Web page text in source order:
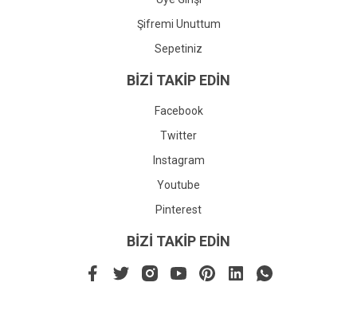
Şifremi Unuttum
Sepetiniz
BİZİ TAKİP EDİN
Facebook
Twitter
Instagram
Youtube
Pinterest
BİZİ TAKİP EDİN